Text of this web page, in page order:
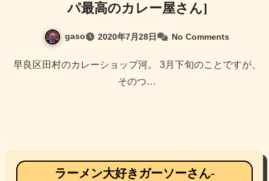
パ最高のカレー屋さん]
gaso 2020年7月28日 No Comments
早良区田村のカレーショップ河。 3月下旬のことですが、
そのつ…
ラーメン大好きガーソーさん-